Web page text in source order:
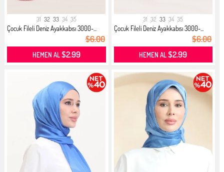
31 32 33 34 35
Çocuk Fileli Deniz Ayakkabısı 3000-...
$6.00
HEMEN AL$2.99
31 32 33 34 35
Çocuk Fileli Deniz Ayakkabısı 3000-...
$6.00
HEMEN AL$2.99